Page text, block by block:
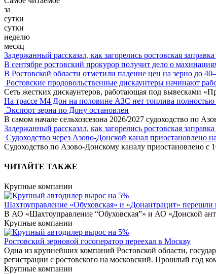
за
сутки
сутки
неделю
месяц
Задержанный рассказал, как загорелись ростовская
В сентябре ростовский прокурор получит дело о
В Ростовской области отметили падение цен на зерно до
Ростовские продовольственные дискаунтеры начинают
Сеть жестких дискаунтеров, работающая под вывесками
На трассе М4 Дон на половине АЗС нет топлива полностью
Экспорт зерна по Дону остановлен
В самом начале сельхозсезона 2026/2027 судоходство по
Задержанный рассказал, как загорелись ростовская
Судоходство через Азово-Донской канал приостановлено
Судоходство по Азово-Донскому каналу приостановлено с
ЧИТАЙТЕ ТАКЖЕ
Крупные компании
Шахтоуправление «Обуховская» и «Донантрацит» перешли
В АО «Шахтоуправление “Обуховская”» и АО «Донской
Крупные компании
Ростовский зерновой госоператор переехал в Москву
Одна из крупнейших компаний Ростовской области,
регистрации с ростовского на московский. Прошлый год
Крупные компании